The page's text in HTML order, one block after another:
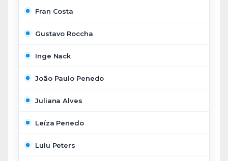
Fran Costa
Gustavo Roccha
Inge Nack
João Paulo Penedo
Juliana Alves
Leíza Penedo
Lulu Peters